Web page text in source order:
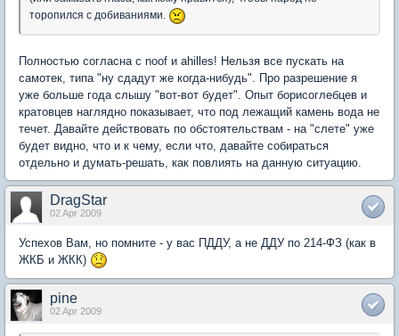
торопился с добиваниями.
Полностью согласна с noof и ahilles! Нельзя все пускать на
самотек, типа "ну сдадут же когда-нибудь". Про разрешение я
уже больше года слышу "вот-вот будет". Опыт борисоглебцев и
кратовцев наглядно показывает, что под лежащий камень вода не
течет. Давайте действовать по обстоятельствам - на "слете" уже
будет видно, что и к чему, если что, давайте собираться
отдельно и думать-решать, как повлиять на данную ситуацию.
DragStar
02 Apr 2009
Успехов Вам, но помните - у вас ПДДУ, а не ДДУ по 214-ФЗ (как в
ЖКБ и ЖКК)
pine
02 Apr 2009